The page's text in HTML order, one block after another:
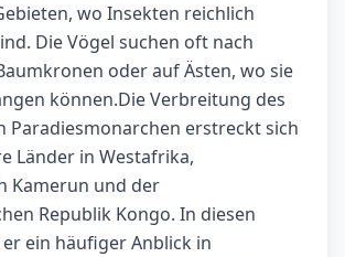
wo Insekten reichlich
Die Vögel suchen oft nach
oder auf Ästen, wo sie
können.Die Verbreitung des
Paradiesmonarchen erstreckt sich
Länder in Westafrika,
Kamerun und der
Republik Kongo. In diesen
ein häufiger Anblick in